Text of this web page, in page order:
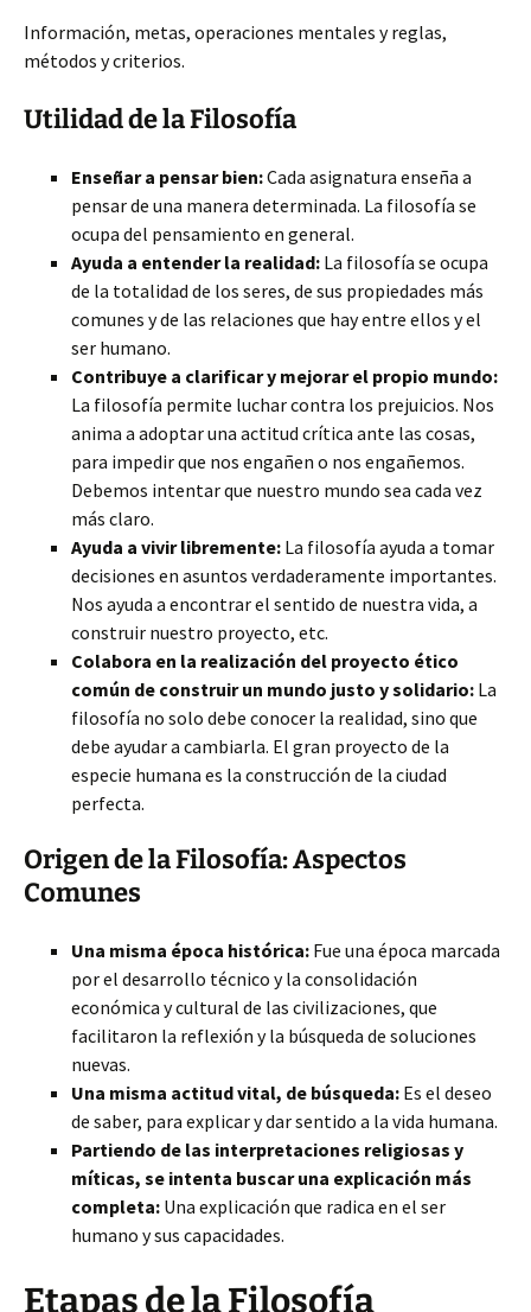
Información, metas, operaciones mentales y reglas,
métodos y criterios.
Utilidad de la Filosofía
Enseñar a pensar bien:Cada asignatura enseña a
pensar de una manera determinada. La filosofía se
ocupa del pensamiento en general.
Ayuda a entender la realidad: La filosofía se ocupa
de la totalidad de los seres, de sus propiedades más
comunes y de las relaciones que hay entre ellos y el
ser humano.
Contribuye a clarificar y mejorar el propio mundo:
La filosofía permite luchar contra los prejuicios. Nos
anima a adoptar una actitud crítica ante las cosas,
para impedir que nos engañen o nos engañemos.
Debemos intentar que nuestro mundo sea cada vez
más claro.
Ayuda a vivir libremente: La filosofía ayuda a tomar
decisiones en asuntos verdaderamente importantes.
Nos ayuda a encontrar el sentido de nuestra vida, a
construir nuestro proyecto, etc.
Colabora en la realización del proyecto ético
común de construir un mundo justo y solidario: La
filosofía no solo debe conocer la realidad, sino que
debe ayudar a cambiarla. El gran proyecto de la
especie humana es la construcción de la ciudad
perfecta.
Origen de la Filosofía: Aspectos
Comunes
Una misma época histórica: Fue una época marcada
por el desarrollo técnico y la consolidación
económica y cultural de las civilizaciones, que
facilitaron la reflexión y la búsqueda de soluciones
nuevas.
Una misma actitud vital, de búsqueda: Es el deseo
de saber, para explicar y dar sentido a la vida humana.
Partiendo de las interpretaciones religiosas y
míticas, se intenta buscar una explicación más
completa: Una explicación que radica en el ser
humano y sus capacidades.
Etapas de la Filosofía